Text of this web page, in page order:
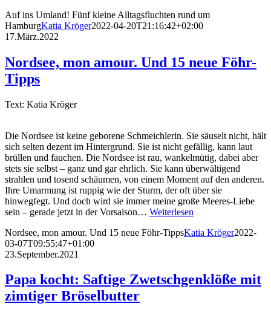
Auf ins Umland! Fünf kleine Alltagsfluchten rund um
HamburgKatia Kröger2022-04-20T21:16:42+02:00
17.März.2022
Nordsee, mon amour. Und 15 neue Föhr-
Tipps
Text: Katia Kröger
Die Nordsee ist keine geborene Schmeichlerin. Sie säuselt nicht, hält
sich selten dezent im Hintergrund. Sie ist nicht gefällig, kann laut
brüllen und fauchen. Die Nordsee ist rau, wankelmütig, dabei aber
stets sie selbst – ganz und gar ehrlich. Sie kann überwältigend
strahlen und tosend schäumen, von einem Moment auf den anderen.
Ihre Umarmung ist ruppig wie der Sturm, der oft über sie
hinwegfegt. Und doch wird sie immer meine große Meeres-Liebe
sein – gerade jetzt in der Vorsaison… Weiterlesen
Nordsee, mon amour. Und 15 neue Föhr-TippsKatia Kröger2022-
03-07T09:55:47+01:00
23.September.2021
Papa kocht: Saftige Zwetschgenklöße mit
zimtiger Bröselbutter